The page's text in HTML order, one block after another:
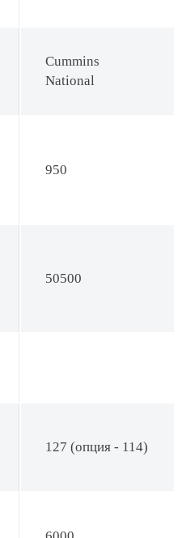
Cummins
National
950
50500
127 (опция - 114)